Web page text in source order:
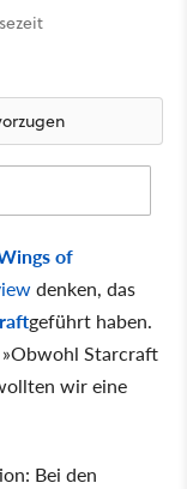
of
denken, das
geführt haben.
Starcraft
wir eine
Bei den